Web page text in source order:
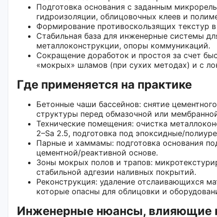
Подготовка основания с заданным
гидроизоляции, облицовочных клеев и
Формирование противоскользящих текстур
Стабильная база для инженерные системы
металлоконструкции, опоры коммуникаций.
Сокращение доработок и простоя за счет
«мокрых» шламов (при сухих методах) и с
Где применяется на практике
Бетонные чаши бассейнов: снятие
структуры перед обмазочной или
Технические помещения: очистка
2–Sa 2.5, подготовка под эпоксидные/
Парные и хаммамы: подготовка основания
цементной/реактивной основе.
Зоны мокрых полов и трапов:
стабильной адгезии наливных покрытий.
Реконструкция: удаление отслаивающихся
которые опасны для облицовки и
Инженерные нюансы, влияющие